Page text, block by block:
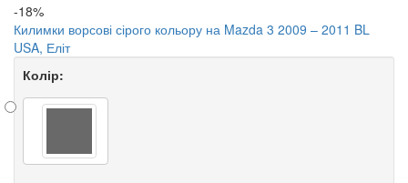
-18%
Килимки ворсові сірого кольору на Mazda 3 2009 – 2011 BL
USA, Еліт
Колір: